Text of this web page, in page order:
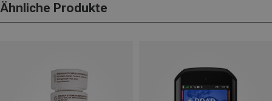
Ähnliche Produkte